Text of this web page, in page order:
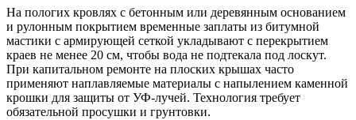
На пологих кровлях с бетонным или деревянным основанием
и рулонным покрытием временные заплаты из битумной
мастики с армирующей сеткой укладывают с перекрытием
краев не менее 20 см, чтобы вода не подтекала под лоскут.
При капитальном ремонте на плоских крышах часто
применяют наплавляемые материалы с напылением каменной
крошки для защиты от УФ-лучей. Технология требует
обязательной просушки и грунтовки.